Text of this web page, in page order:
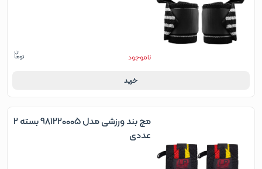
ناموجود
خرید
مچ بند ورزشی مدل 981220005 بسته 2
عددی